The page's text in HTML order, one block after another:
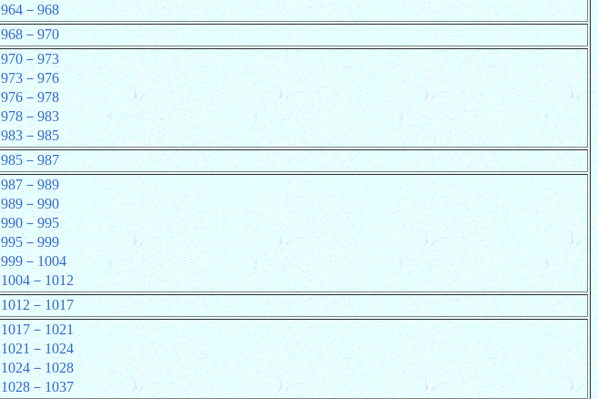
－968
－970
－973
－976
－978
－983
－985
－987
－989
－990
－995
－999
－1004
－1012
－1017
－1021
－1024
－1028
－1037